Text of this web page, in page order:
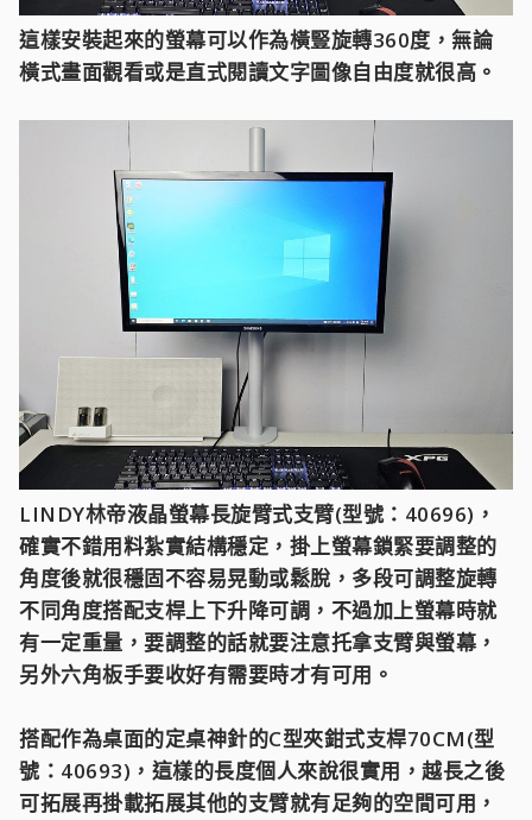
這樣安裝起來的螢幕可以作為橫豎旋轉360度，無論
橫式畫面觀看或是直式閱讀文字圖像自由度就很高。
LINDY林帝液晶螢幕長旋臂式支臂(型號：40696)，
確實不錯用料紮實結構穩定，掛上螢幕鎖緊要調整的
角度後就很穩固不容易晃動或鬆脫，多段可調整旋轉
不同角度搭配支桿上下升降可調，不過加上螢幕時就
有一定重量，要調整的話就要注意托拿支臂與螢幕，
另外六角板手要收好有需要時才有可用。
搭配作為桌面的定桌神針的C型夾鉗式支桿70CM(型
號：40693)，這樣的長度個人來說很實用，越長之後
可拓展再掛載拓展其他的支臂就有足夠的空間可用，